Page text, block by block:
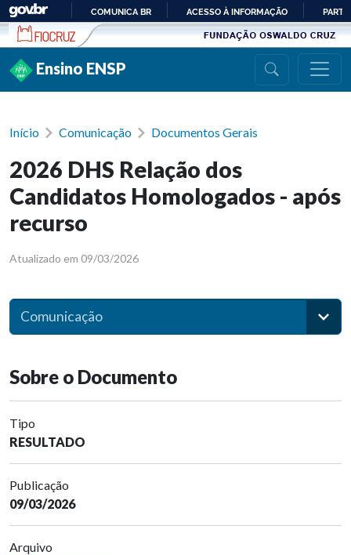
Ir para conteúdo
PARA
COMUNICA BR ACESSO À INFORMAÇÃO
Ensino ENSP
Início Comunicação Documentos Gerais
2026 DHS Relação dos
Candidatos Homologados - após
recurso
Atualizado em 09/03/2026
Comunicação
Sobre o Documento
Tipo
RESULTADO
Publicação
09/03/2026
Arquivo